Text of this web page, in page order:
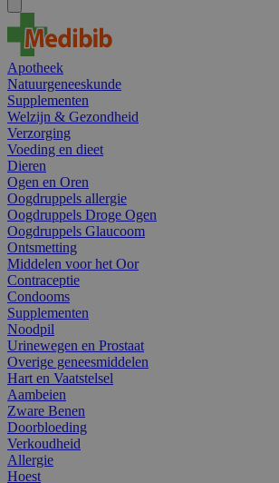
Apotheek
Natuurgeneeskunde
Supplementen
Welzijn & Gezondheid
Verzorging
Voeding en dieet
Dieren
Ogen en Oren
Oogdruppels allergie
Oogdruppels Droge Ogen
Oogdruppels Glaucoom
Ontsmetting
Middelen voor het Oor
Contraceptie
Condooms
Supplementen
Noodpil
Urinewegen en Prostaat
Overige geneesmiddelen
Hart en Vaatstelsel
Aambeien
Zware Benen
Doorbloeding
Verkoudheid
Allergie
Hoest